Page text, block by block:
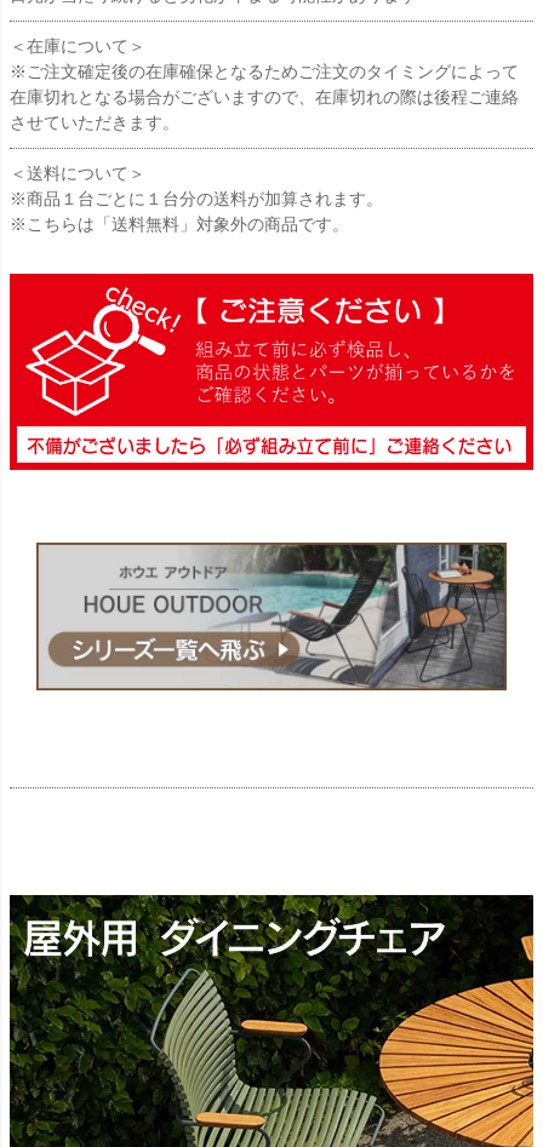
＜在庫について＞
※ご注文確定後の在庫確保となるためご注文のタイミングによって
在庫切れとなる場合がございますので、在庫切れの際は後程ご連絡
させていただきます。
＜送料について＞
※商品１台ごとに１台分の送料が加算されます。
※こちらは「送料無料」対象外の商品です。